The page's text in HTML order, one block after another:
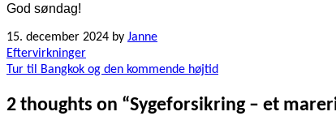
God søndag!
15. december 2024 by Janne
Indlægsnavigation
Eftervirkninger
Tur til Bangkok og den kommende højtid
2 thoughts on “Sygeforsikring – et